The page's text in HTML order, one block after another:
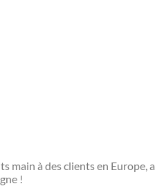
main à des clients en Europe,
!